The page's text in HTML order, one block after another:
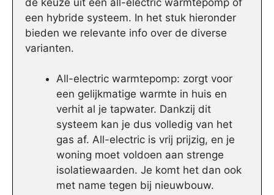
een hybride systeem. In het stuk hieronder
bieden we relevante info over de diverse
varianten.
All-electric warmtepomp: zorgt voor
een gelijkmatige warmte in huis en
verhit al je tapwater. Dankzij dit
systeem kan je dus volledig van het
gas af. All-electric is vrij prijzig, en je
woning moet voldoen aan strenge
isolatiewaarden. Je komt het dan ook
met name tegen bij nieuwbouw.